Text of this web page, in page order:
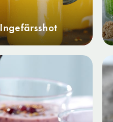
Ingefärsshot